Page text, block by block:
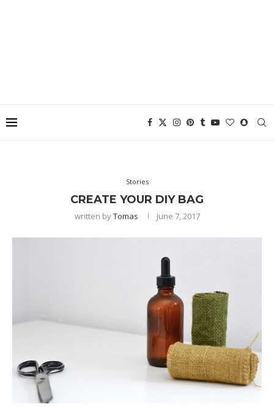
Stories
CREATE YOUR DIY BAG
written byTomas June 7, 2017